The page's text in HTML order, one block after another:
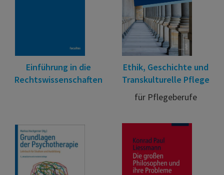
Einführung in die
Rechtswissenschaften
Ethik, Geschichte und
Transkulturelle Pflege
für Pflegeberufe